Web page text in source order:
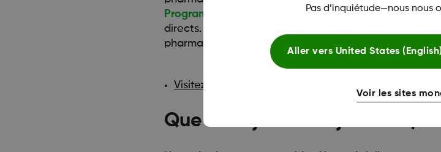
Programme d’économies Dexcompeut vous aider à
directs. Téléchargez une copie du certificat de
pharmacie avec une ordonnance Dexcom G7 valide.
Visitez le site economisezdexcom.ca pour
Que dois-je faire si j’ai des
Pas d’inquiétude—nous nous
Aller vers United States (English)
Voir les sites